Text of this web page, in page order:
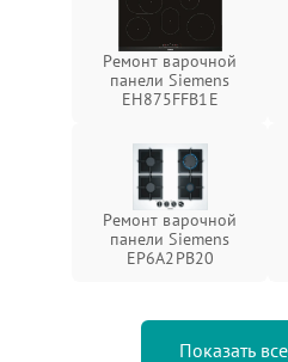
Ремонт варочной
панели Siemens
EH875FFB1E
Ремонт варочной
панели Siemens
EP6A2PB20
Показать